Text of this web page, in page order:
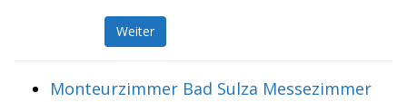
Weiter
Monteurzimmer Bad Sulza Messezimmer